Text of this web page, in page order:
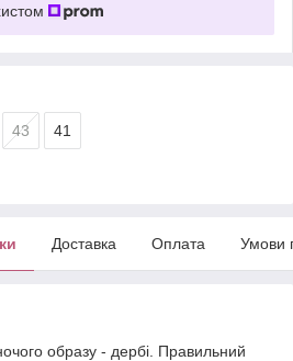
43 41
Доставка Оплата Умови
образу - дербі. Правильний